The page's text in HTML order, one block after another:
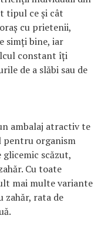
tipul ce și cât
cu prietenii,
simți bine, iar
constant îți
de a slăbi sau de
ambalaj atractiv te
pentru organism
glicemic scăzut,
Cu toate
mai multe variante
zahăr, rata de